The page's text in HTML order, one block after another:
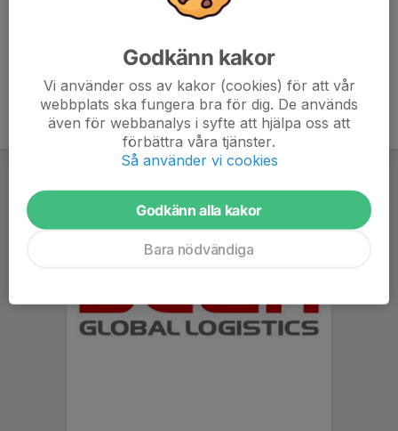
Godkänn kakor
Vi använder oss av kakor (cookies) för att vår
webbplats ska fungera bra för dig. De används
även för webbanalys i syfte att hjälpa oss att
förbättra våra tjänster.
Så använder vi cookies
Godkänn alla kakor
Bara nödvändiga